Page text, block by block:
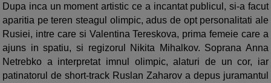
Dupa inca un moment artistic ce a incantat publicul, si-a facut
aparitia pe teren steagul olimpic, adus de opt personalitati ale
Rusiei, intre care si Valentina Tereskova, prima femeie care a
ajuns in spatiu, si regizorul Nikita Mihalkov. Soprana Anna
Netrebko a interpretat imnul olimpic, alaturi de un cor, iar
patinatorul de short-track Ruslan Zaharov a depus juramantul